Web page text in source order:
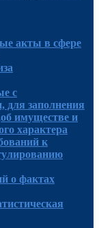
акты в сфере
с
для заполнения
имуществе и
характера
к
о фактах